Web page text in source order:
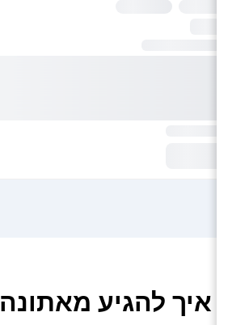
איך להגיע מאתונה